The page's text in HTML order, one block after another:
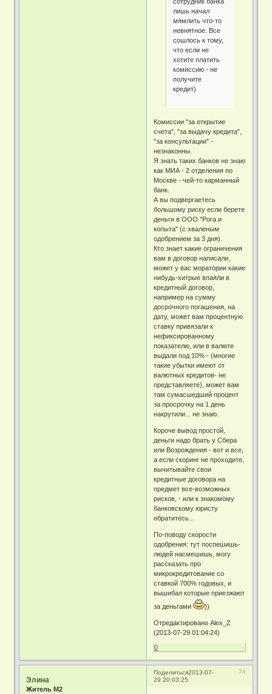
лишь начал
мямлить что-то
невнятное. Все
сошлось к тому,
что если не
хотите платить
комиссию - не
получите
кредит)
Комиссии "за открытие
счета", "за выдачу кредита",
"за консультации" -
незнаконны.
Я знать таких банков не знаю
как МИА - 2 отделения по
Москве - чей-то карманный
банк.
А вы подвергаетесь
большому риску если берете
деньги в ООО "Рога и
копыта" (с хваленым
одобрением за 3 дня).
Кто знает какие ограничения
вам в договор написали,
может у вас моратории какие
нибудь-хитрые впаяли в
кредитный договор,
например на сумму
досрочного погашения, на
дату, может вам процентную
ставку привязали к
нефиксированному
показателю, или в валюте
выдали под 10% - (многие
такие убытки имеют от
валютных кредитов- не
представляете), может вам
там сумасшедший процент
за просрочку на 1 день
накрутили... не знаю.
Короче вывод простой,
деньги надо брать у Сбера
или Возрождения - вот и все,
а если скоринг не проходите,
вычитывайте свои
кредитные договора на
предмет все-возможных
рисков, - или к знакомому
банковскому юристу
обратитесь...
По-поводу скорости
одобрения: тут поспешишь-
людей насмешишь, могу
рассказать про
микрокредитование со
ставкой 700% годовых, и
вышибал которые приезжают
за деньгами
))
Отредактировано Alex_Z
(2013-07-29 01:04:24)
0
Поделиться 74
2013-07-
29 20:03:25
Элина
Житель М2